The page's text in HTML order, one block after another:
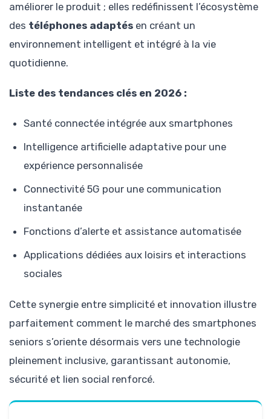
améliorer le produit ; elles redéfinissent l’écosystème
des téléphones adaptés en créant un
environnement intelligent et intégré à la vie
quotidienne.
Liste des tendances clés en 2026 :
Santé connectée intégrée aux smartphones
Intelligence artificielle adaptative pour une
expérience personnalisée
Connectivité 5G pour une communication
instantanée
Fonctions d’alerte et assistance automatisée
Applications dédiées aux loisirs et interactions
sociales
Cette synergie entre simplicité et innovation illustre
parfaitement comment le marché des smartphones
seniors s’oriente désormais vers une technologie
pleinement inclusive, garantissant autonomie,
sécurité et lien social renforcé.